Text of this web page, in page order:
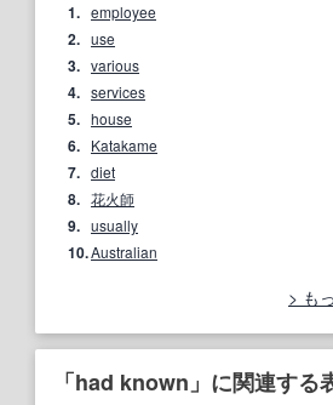
1. employee
2. use
3. various
4. services
5. house
6. Katakame
7. diet
8. 花火師
9. usually
10.Australian
も
「had known」に関連する